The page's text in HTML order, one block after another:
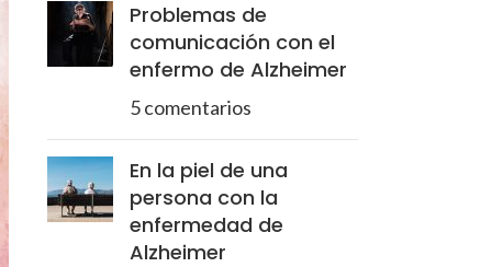
Problemas de
comunicación con el
enfermo de Alzheimer
5 comentarios
En la piel de una
persona con la
enfermedad de
Alzheimer